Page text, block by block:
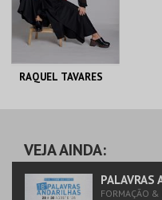
COMPRAR
RAQUEL TAVARES
MUNICIPAL
MAIS INFO
VEJA AINDA:
FORMAÇÃO &